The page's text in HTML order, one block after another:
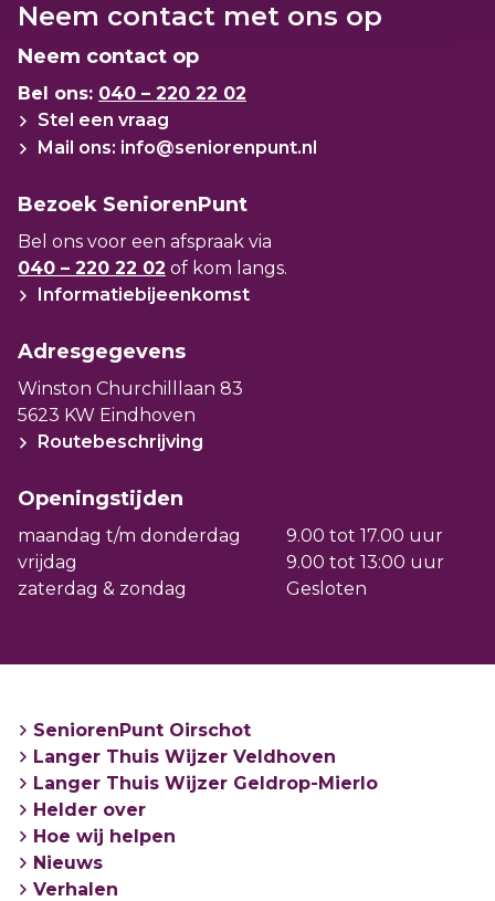
Neem contact met ons op
Neem contact op
Bel ons: 040 – 220 22 02
Stel een vraag
Mail ons: info@seniorenpunt.nl
Bezoek SeniorenPunt
Bel ons voor een afspraak via
040 – 220 22 02 of kom langs.
Informatiebijeenkomst
Adresgegevens
Winston Churchilllaan 83
5623 KW Eindhoven
Routebeschrijving
Openingstijden
maandag t/m donderdag
9.00 tot 17.00 uur
vrijdag
9.00 tot 13:00 uur
zaterdag & zondag
Gesloten
SeniorenPunt Oirschot
Langer Thuis Wijzer Veldhoven
Langer Thuis Wijzer Geldrop-Mierlo
Helder over
Hoe wij helpen
Nieuws
Verhalen